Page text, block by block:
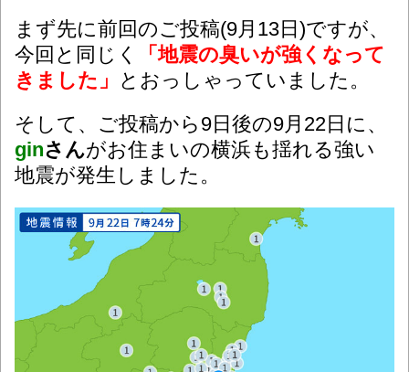
まず先に前回のご投稿(9月13日)ですが、
今回と同じく
「地震の臭いが強くなって
きました」 とおっしゃっていました。
そして、ご投稿から9日後の9月22日に、
ginさんがお住まいの横浜も揺れる強い
地震が発生しました。